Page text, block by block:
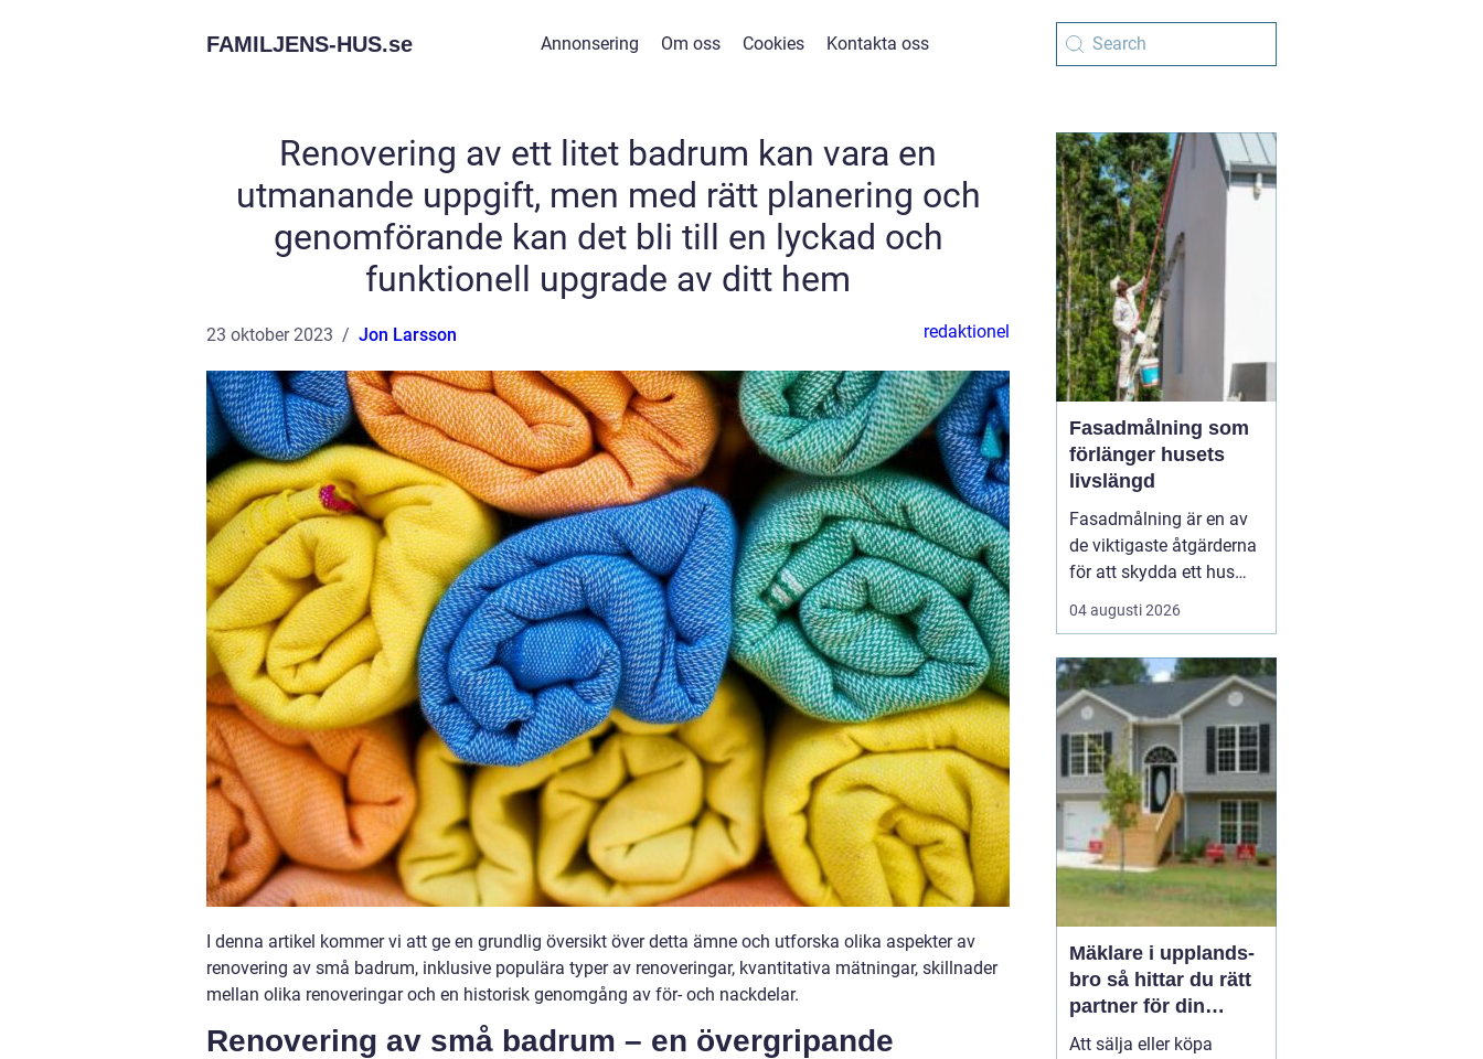
FAMILJENS-HUS.se Annonsering Om oss Cookies Kontakta oss
Renovering av ett litet badrum kan vara en
utmanande uppgift, men med rätt planering och
genomförande kan det bli till en lyckad och
funktionell upgrade av ditt hem
23 oktober 2023 Jon Larsson redaktionel
I denna artikel kommer vi att ge en grundlig översikt över detta ämne och utforska olika aspekter av
renovering av små badrum, inklusive populära typer av renoveringar, kvantitativa mätningar, skillnader
mellan olika renoveringar och en historisk genomgång av för- och nackdelar.
Renovering av små badrum – en övergripande
Fasadmålning som
förlänger husets
livslängd
Fasadmålning är en av
de viktigaste åtgärderna
för att skydda ett hus
mot väder, vind och
slitage över tid. Genom
noggrant, välja rätt
färgsystem och utföra
målningsmo...
04 augusti 2026
Mäklare i upplands-
bro så hittar du rätt
partner för din
bostadsaffär
Att sälja eller köpa